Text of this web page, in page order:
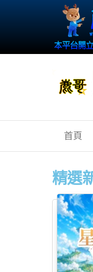
首頁
精選